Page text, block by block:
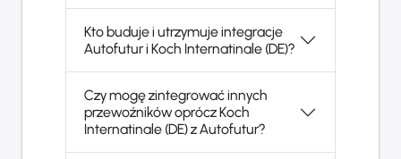
Kto buduje i utrzymuje integracje
Autofutur i Koch Internatinale (DE)?
Czy mogę zintegrować innych
przewoźników oprócz Koch
Internatinale (DE) z Autofutur?